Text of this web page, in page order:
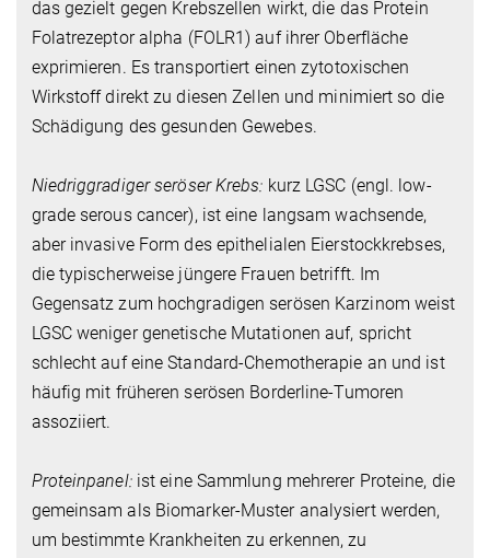
das gezielt gegen Krebszellen wirkt, die das Protein
Folatrezeptor alpha (FOLR1) auf ihrer Oberfläche
exprimieren. Es transportiert einen zytotoxischen
Wirkstoff direkt zu diesen Zellen und minimiert so die
Schädigung des gesunden Gewebes.
Niedriggradiger seröser Krebs: kurz LGSC (engl. low-
grade serous cancer), ist eine langsam wachsende,
aber invasive Form des epithelialen Eierstockkrebses,
die typischerweise jüngere Frauen betrifft. Im
Gegensatz zum hochgradigen serösen Karzinom weist
LGSC weniger genetische Mutationen auf, spricht
schlecht auf eine Standard-Chemotherapie an und ist
häufig mit früheren serösen Borderline-Tumoren
assoziiert.
Proteinpanel: ist eine Sammlung mehrerer Proteine, die
gemeinsam als Biomarker-Muster analysiert werden,
um bestimmte Krankheiten zu erkennen, zu